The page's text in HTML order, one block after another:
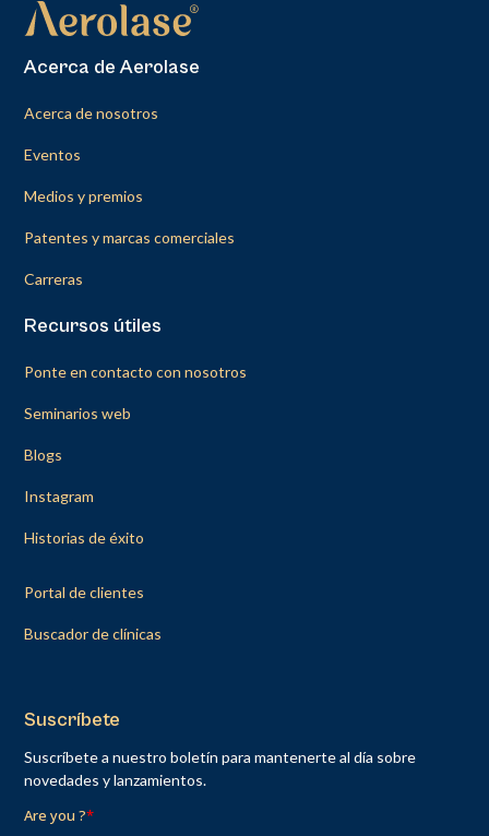
Acerca de Aerolase
Acerca de nosotros
Eventos
Medios y premios
Patentes y marcas comerciales
Carreras
Recursos útiles
Ponte en contacto con nosotros
Seminarios web
Blogs
Instagram
Historias de éxito
Portal de clientes
Buscador de clínicas
Suscríbete
Suscríbete a nuestro boletín para mantenerte al día sobre
novedades y lanzamientos.